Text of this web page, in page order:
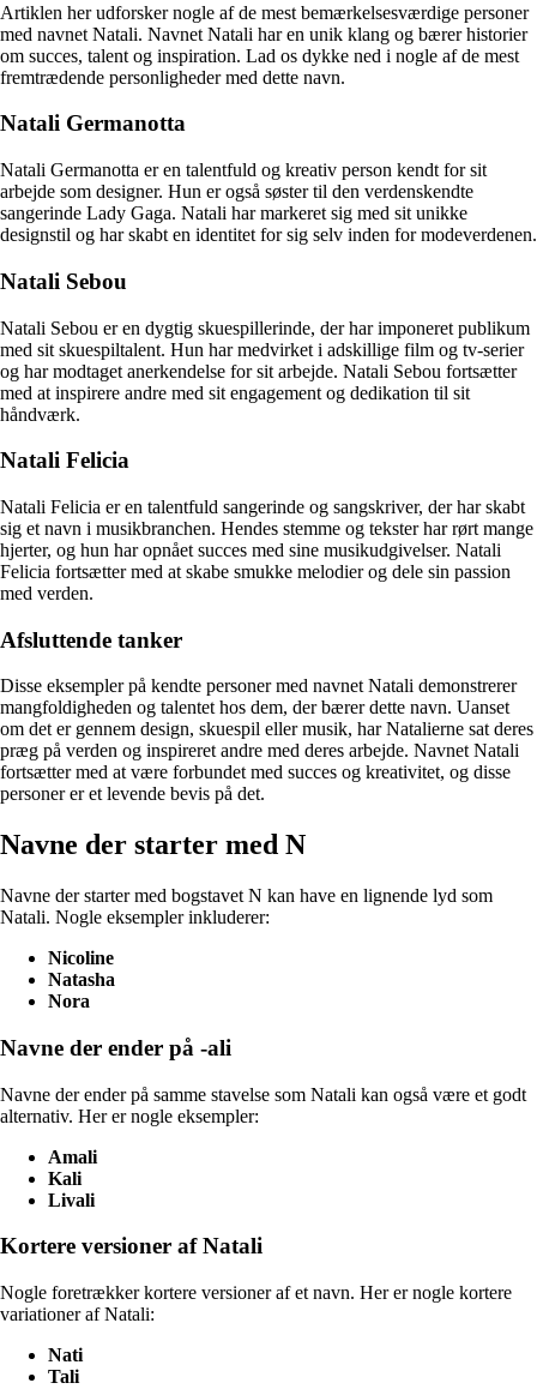
Artiklen her udforsker nogle af de mest bemærkelsesværdige personer
med navnet Natali. Navnet Natali har en unik klang og bærer historier
om succes, talent og inspiration. Lad os dykke ned i nogle af de mest
fremtrædende personligheder med dette navn.
Natali Germanotta
Natali Germanotta er en talentfuld og kreativ person kendt for sit
arbejde som designer. Hun er også søster til den verdenskendte
sangerinde Lady Gaga. Natali har markeret sig med sit unikke
designstil og har skabt en identitet for sig selv inden for modeverdenen.
Natali Sebou
Natali Sebou er en dygtig skuespillerinde, der har imponeret publikum
med sit skuespiltalent. Hun har medvirket i adskillige film og tv-serier
og har modtaget anerkendelse for sit arbejde. Natali Sebou fortsætter
med at inspirere andre med sit engagement og dedikation til sit
håndværk.
Natali Felicia
Natali Felicia er en talentfuld sangerinde og sangskriver, der har skabt
sig et navn i musikbranchen. Hendes stemme og tekster har rørt mange
hjerter, og hun har opnået succes med sine musikudgivelser. Natali
Felicia fortsætter med at skabe smukke melodier og dele sin passion
med verden.
Afsluttende tanker
Disse eksempler på kendte personer med navnet Natali demonstrerer
mangfoldigheden og talentet hos dem, der bærer dette navn. Uanset
om det er gennem design, skuespil eller musik, har Natalierne sat deres
præg på verden og inspireret andre med deres arbejde. Navnet Natali
fortsætter med at være forbundet med succes og kreativitet, og disse
personer er et levende bevis på det.
Navne der starter med N
Navne der starter med bogstavet N kan have en lignende lyd som
Natali. Nogle eksempler inkluderer:
Nicoline
Natasha
Nora
Navne der ender på -ali
Navne der ender på samme stavelse som Natali kan også være et godt
alternativ. Her er nogle eksempler:
Amali
Kali
Livali
Kortere versioner af Natali
Nogle foretrækker kortere versioner af et navn. Her er nogle kortere
variationer af Natali:
Nati
Tali